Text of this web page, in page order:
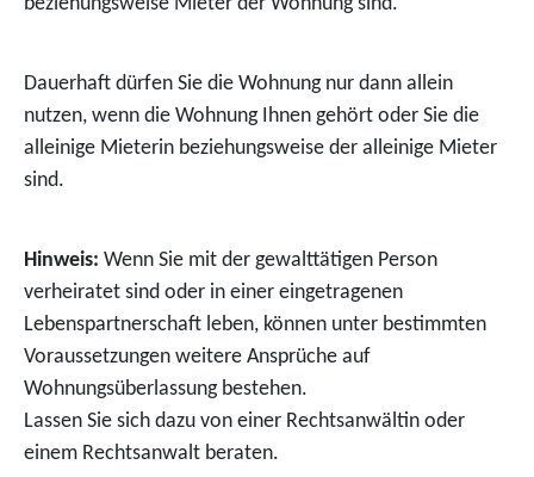
Dauerhaft dürfen Sie die Wohnung nur dann allein
nutzen, wenn die Wohnung Ihnen gehört oder Sie die
alleinige Mieterin beziehungsweise der alleinige Mieter
sind.
Hinweis: Wenn Sie mit der gewalttätigen Person
verheiratet sind oder in einer eingetragenen
Lebenspartnerschaft leben, können unter bestimmten
Voraussetzungen weitere Ansprüche auf
Wohnungsüberlassung bestehen.
Lassen Sie sich dazu von einer Rechtsanwältin oder
einem Rechtsanwalt beraten.